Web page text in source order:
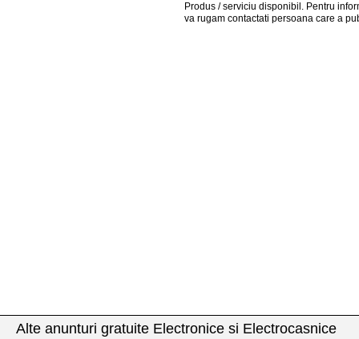
Produs / serviciu disponibil . Pentru
va rugam contactati persoana care a
Alte anunturi gratuite Electronice si Electrocasnice